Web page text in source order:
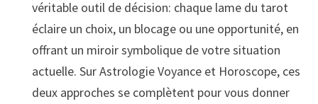
véritable outil de décision: chaque lame du tarot
éclaire un choix, un blocage ou une opportunité, en
offrant un miroir symbolique de votre situation
actuelle. Sur Astrologie Voyance et Horoscope, ces
deux approches se complètent pour vous donner